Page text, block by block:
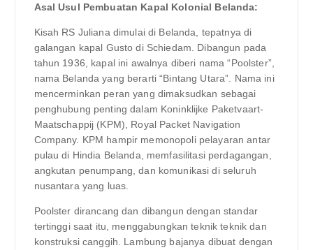
Asal Usul Pembuatan Kapal Kolonial Belanda:
Kisah RS Juliana dimulai di Belanda, tepatnya di
galangan kapal Gusto di Schiedam. Dibangun pada
tahun 1936, kapal ini awalnya diberi nama “Poolster”,
nama Belanda yang berarti “Bintang Utara”. Nama ini
mencerminkan peran yang dimaksudkan sebagai
penghubung penting dalam Koninklijke Paketvaart-
Maatschappij (KPM), Royal Packet Navigation
Company. KPM hampir memonopoli pelayaran antar
pulau di Hindia Belanda, memfasilitasi perdagangan,
angkutan penumpang, dan komunikasi di seluruh
nusantara yang luas.
Poolster dirancang dan dibangun dengan standar
tertinggi saat itu, menggabungkan teknik teknik dan
konstruksi canggih. Lambung bajanya dibuat dengan